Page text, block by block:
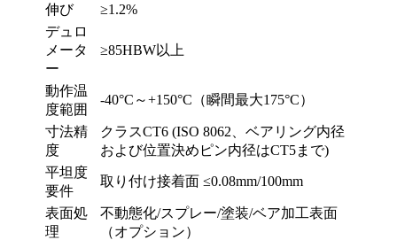
伸び
≥1.2%
デュロ
メータ
ー
≥85HBW以上
動作温
度範囲
-40°C～+150°C（瞬間最大175°C）
寸法精
度
クラスCT6 (ISO 8062、ベアリング内径
および位置決めピン内径はCT5まで)
平坦度
要件
取り付け接着面 ≤0.08mm/100mm
表面処
理
不動態化/スプレー/塗装/ベア加工表面
（オプション）